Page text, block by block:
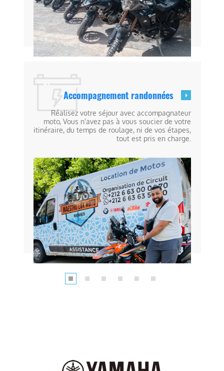
Accompagnement randonnées
Réalisez votre séjour avec accompagnateur
moto, Vous n'avez pas à vous soucier de votre
itinéraire, du temps de roulage, ni de vos étapes,
tout est pris en charge.